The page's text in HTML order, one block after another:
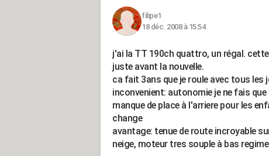
filipe1
18 déc. 2008 à 15:54
j'ai la TT 190ch quattro, un régal.
juste avant la nouvelle.
ca fait 3ans que je roule avec tous les
inconvenient: autonomie je ne fais
manque de place à l'arriere pour les
change
avantage: tenue de route incroyable
neige, moteur tres souple à bas